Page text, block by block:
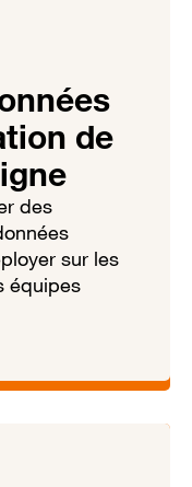
de
des
sur les
équipes